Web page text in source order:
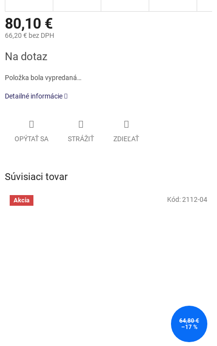
80,10 €
66,20 € bez DPH
cena:
Na dotaz
Položka bola vypredaná…
Detailné informácie
OPÝTAŤ SA STRÁŽIŤ ZDIEĽAŤ
Súvisiaci tovar
Akcia
64,80 €
–17 %
Kód:2112-04